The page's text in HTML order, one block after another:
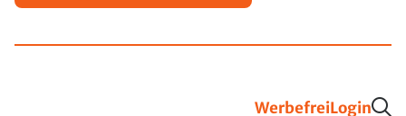
WerbefreiLogin